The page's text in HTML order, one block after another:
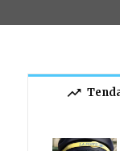
trending_up